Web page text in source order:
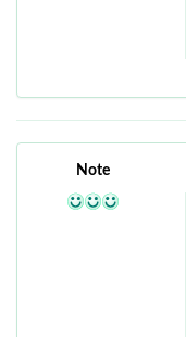
Note